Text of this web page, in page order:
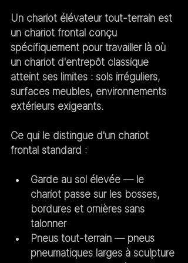
Un chariot élévateur tout-terrain est
un chariot frontal conçu
spécifiquement pour travailler là où
un chariot d'entrepôt classique
atteint ses limites : sols irréguliers,
surfaces meubles, environnements
extérieurs exigeants.
Ce qui le distingue d'un chariot
frontal standard :
Garde au sol élevée — le
chariot passe sur les bosses,
bordures et ornières sans
talonner
Pneus tout-terrain — pneus
pneumatiques larges à sculpture